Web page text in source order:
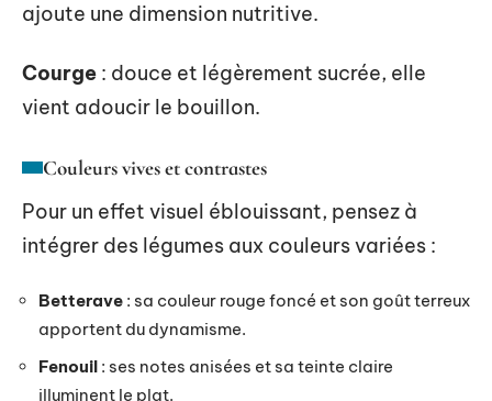
ajoute une dimension nutritive.
Courge : douce et légèrement sucrée, elle
vient adoucir le bouillon.
Couleurs vives et contrastes
Pour un effet visuel éblouissant, pensez à
intégrer des légumes aux couleurs variées :
Betterave : sa couleur rouge foncé et son goût terreux
apportent du dynamisme.
Fenouil : ses notes anisées et sa teinte claire
illuminent le plat.